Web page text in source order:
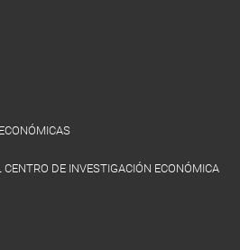
DE INVESTIGACIÓN ECONÓMICA